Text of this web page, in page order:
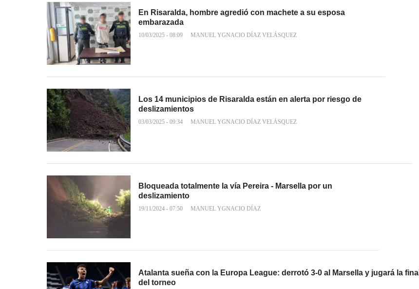
En Risaralda, hombre agredió con machete a su esposa
embarazada
10/03/2025 - 08:09 MANUEL YGNACIO DÍAZ VELÁSQUEZ
Los 14 municipios de Risaralda están en alerta por riesgo de
deslizamientos
03/03/2025 - 09:34 MANUEL YGNACIO DÍAZ VELÁSQUEZ
Bloqueada totalmente la vía Pereira - Marsella por un
deslizamiento
19/11/2024 - 07:50 MANUEL YGNACIO DÍAZ
Atalanta sueña con la Europa League: derrotó 3-0 al Marsella y jugará la final
del torneo